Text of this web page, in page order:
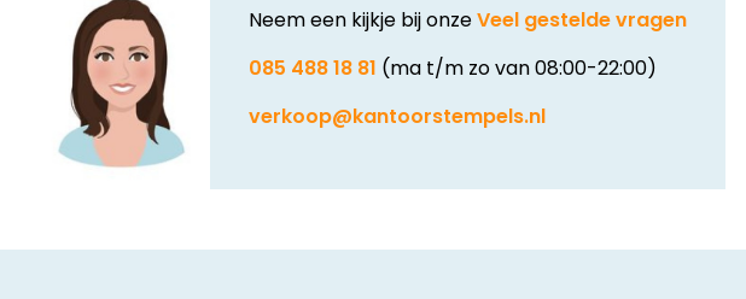
Neem een kijkje bij onzeVeel gestelde vragen
085 488 18 81 (ma t/m zo van 08:00-22:00)
verkoop@kantoorstempels.nl